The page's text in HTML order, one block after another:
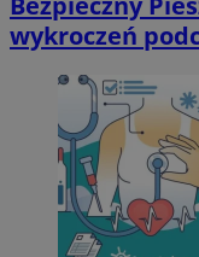
wykroczeń